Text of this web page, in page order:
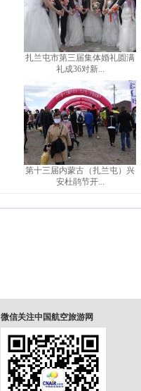
扎兰屯市第三届集体婚礼圆满
礼成36对新...
第十三届内蒙古（扎兰屯）兴
安杜鹃节开...
微信关注中国航空旅游网